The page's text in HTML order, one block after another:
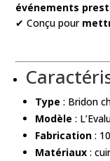
événements
✔ Conçu pour
Type : Bridon
Modèle :
Fabrication :
Matériaux :